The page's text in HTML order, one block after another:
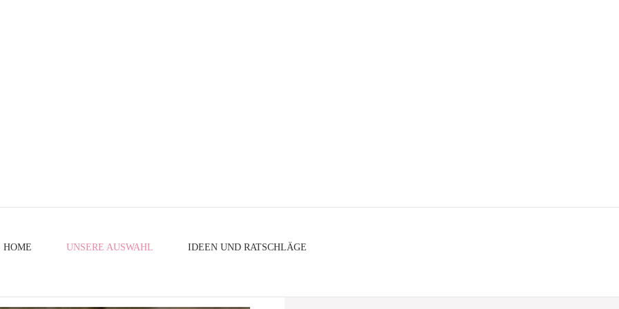
HOME UNSERE AUSWAHL IDEEN UND RATSCHLÄGE